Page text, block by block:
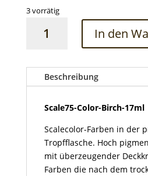
3 vorrätig
Color-
Menge
In den
Beschreibung
Scale75-Color-Birch-17ml
Scalecolor-Farben in der
Tropfflasche. Hoch
mit überzeugender
Farben die nach dem